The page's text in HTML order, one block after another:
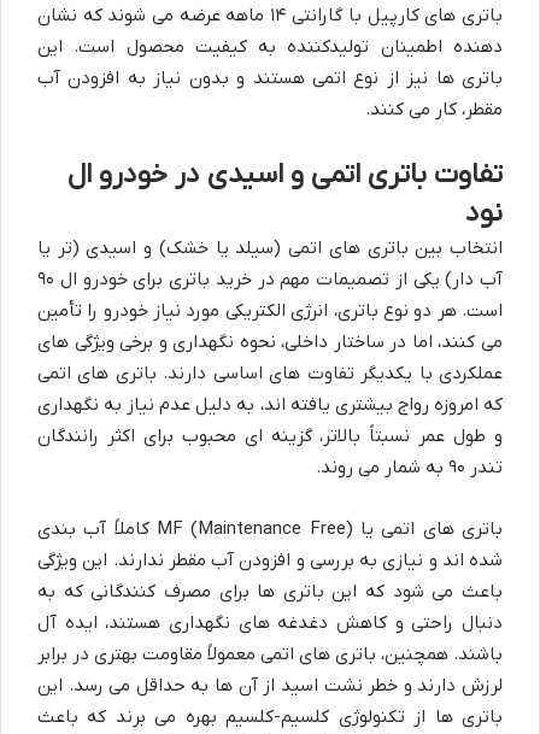
باتری های کارپیل با گارانتی ۱۴ ماهه عرضه می شوند که نشان
دهنده اطمینان تولیدکننده به کیفیت محصول است. این
باتری ها نیز از نوع اتمی هستند و بدون نیاز به افزودن آب
مقطر، کار می کنند.
تفاوت باتری اتمی و اسیدی در خودرو ال
نود
انتخاب بین باتری های اتمی (سیلد یا خشک) و اسیدی (تر یا
آب دار) یکی از تصمیمات مهم در خرید باتری برای خودرو ال ۹۰
است. هر دو نوع باتری، انرژی الکتریکی مورد نیاز خودرو را تأمین
می کنند، اما در ساختار داخلی، نحوه نگهداری و برخی ویژگی های
عملکردی با یکدیگر تفاوت های اساسی دارند. باتری های اتمی
که امروزه رواج بیشتری یافته اند، به دلیل عدم نیاز به نگهداری
و طول عمر نسبتاً بالاتر، گزینه ای محبوب برای اکثر رانندگان
تندر ۹۰ به شمار می روند.
باتری های اتمی یا MF (Maintenance Free) کاملاً آب بندی
شده اند و نیازی به بررسی و افزودن آب مقطر ندارند. این ویژگی
باعث می شود که این باتری ها برای مصرف کنندگانی که به
دنبال راحتی و کاهش دغدغه های نگهداری هستند، ایده آل
باشند. همچنین، باتری های اتمی معمولاً مقاومت بهتری در برابر
لرزش دارند و خطر نشت اسید از آن ها به حداقل می رسد. این
باتری ها از تکنولوژی کلسیم-کلسیم بهره می برند که باعث